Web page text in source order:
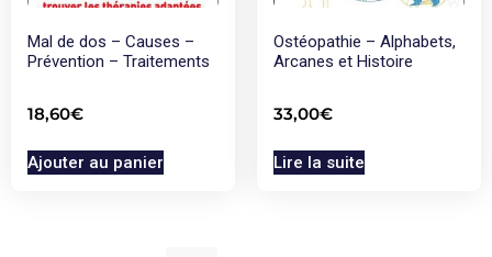
Mal de dos – Causes –
Prévention – Traitements
18,60€
Ajouter au panier
Ostéopathie – Alphabets,
Arcanes et Histoire
33,00€
Lire la suite